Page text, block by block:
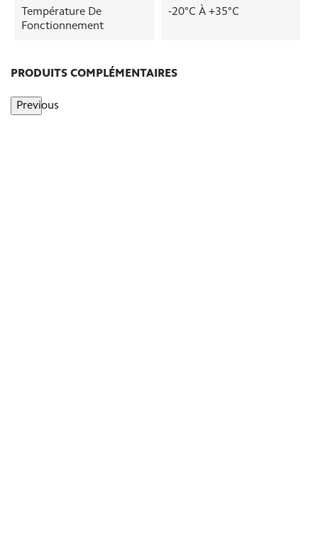
Température De
Fonctionnement
-20°C À +35°C
PRODUITS COMPLÉMENTAIRES
Previous